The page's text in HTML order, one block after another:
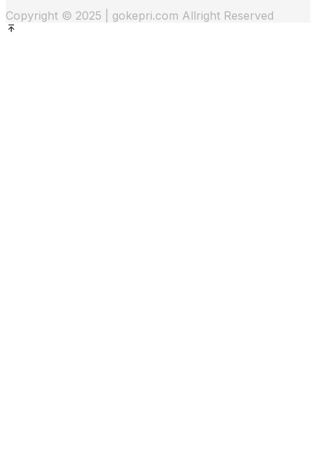
Copyright © 2025 | gokepri.com Allright Reserved